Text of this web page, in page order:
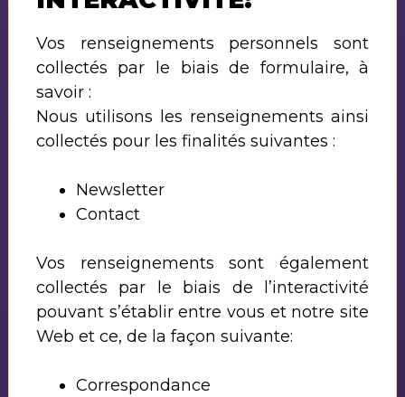
Vos renseignements personnels sont
collectés par le biais de formulaire, à
savoir :
Nous utilisons les renseignements ainsi
collectés pour les finalités suivantes :
Newsletter
Contact
Vos renseignements sont également
collectés par le biais de l’interactivité
pouvant s’établir entre vous et notre site
Web et ce, de la façon suivante:
Correspondance